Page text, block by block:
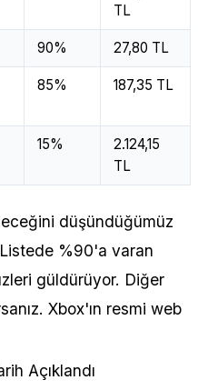
TL
90% 27,80 TL
85% 187,35 TL
15%
2.124,15
TL
düşündüğümüz
Listede %90'a varan
güldürüyor. Diğer
Xbox'ın resmi web